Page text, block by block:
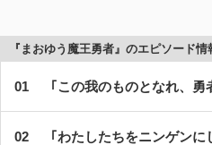
『まおゆう魔王勇者』のエピソード情
｢この我のものとなれ、勇
｢わたしたちをニンゲンに